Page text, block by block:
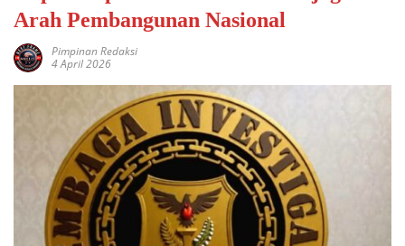
Arah Pembangunan Nasional
Pimpinan Redaksi
4 April 2026